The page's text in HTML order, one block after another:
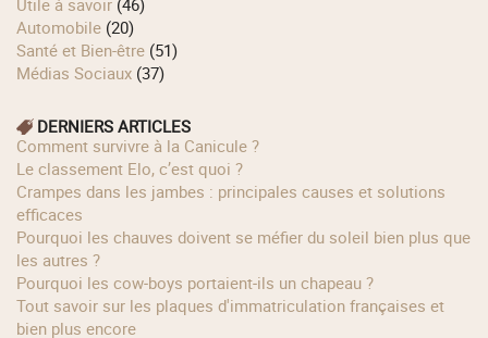
Utile à savoir (46)
Automobile (20)
Santé et Bien-être (51)
Médias Sociaux (37)
DERNIERS ARTICLES
Comment survivre à la Canicule ?
Le classement Elo, c’est quoi ?
Crampes dans les jambes : principales causes et solutions
efficaces
Pourquoi les chauves doivent se méfier du soleil bien plus que
les autres ?
Pourquoi les cow‑boys portaient‑ils un chapeau ?
Tout savoir sur les plaques d'immatriculation françaises et
bien plus encore